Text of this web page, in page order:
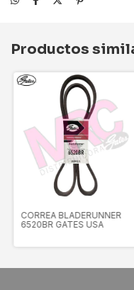
Productos
CORREA BLADERUNNER
6520BR GATES USA